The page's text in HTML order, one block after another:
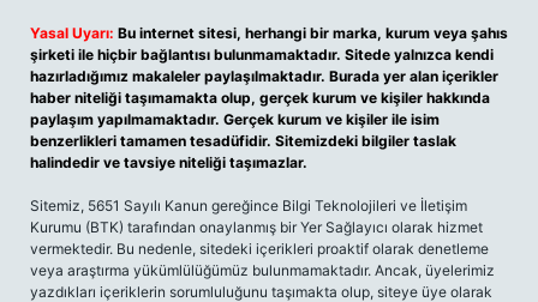
Yasal Uyarı: Bu internet sitesi, herhangi bir marka, kurum veya şahıs
şirketi ile hiçbir bağlantısı bulunmamaktadır. Sitede yalnızca kendi
hazırladığımız makaleler paylaşılmaktadır. Burada yer alan içerikler
haber niteliği taşımamakta olup, gerçek kurum ve kişiler hakkında
paylaşım yapılmamaktadır. Gerçek kurum ve kişiler ile isim
benzerlikleri tamamen tesadüfidir. Sitemizdeki bilgiler taslak
halindedir ve tavsiye niteliği taşımazlar.
Sitemiz, 5651 Sayılı Kanun gereğince Bilgi Teknolojileri ve İletişim
Kurumu (BTK) tarafından onaylanmış bir Yer Sağlayıcı olarak hizmet
vermektedir. Bu nedenle, sitedeki içerikleri proaktif olarak denetleme
veya araştırma yükümlülüğümüz bulunmamaktadır. Ancak, üyelerimiz
yazdıkları içeriklerin sorumluluğunu taşımakta olup, siteye üye olarak